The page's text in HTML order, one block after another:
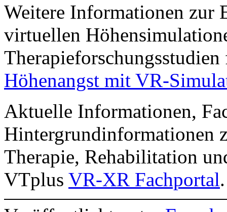
Weitere Informationen zur
virtuellen
Höhenangst mit VR-
Aktuelle Informationen,
Hintergrundinformationen
Therapie, Rehabilitation
VTplus VR-XR Fachportal.